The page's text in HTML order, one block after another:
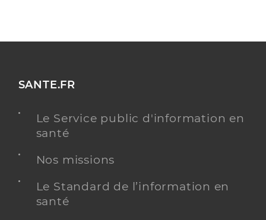
SANTE.FR
Le Service public d'information en
santé
Nos missions
Le Standard de l’information en
santé